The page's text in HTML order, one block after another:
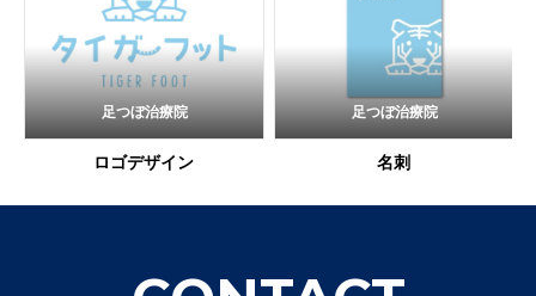
足つぼ治療院
ロゴデザイン
足つぼ治療院
名刺